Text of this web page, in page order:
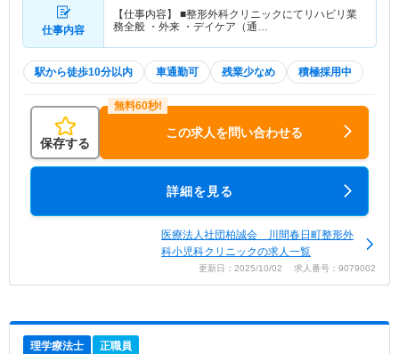
仕事内容
【仕事内容】 ■整形外科クリニックにてリハビリ業
務全般 ・外来 ・デイケア（通…
駅から徒歩10分以内 車通勤可 残業少なめ 積極採用中
保存する
この求人を問い合わせる
詳細を見る
医療法人社団柏誠会 川間春日町整形外
科小児科クリニックの求人一覧
更新日：2025/10/02 求人番号：9079002
理学療法士 正職員